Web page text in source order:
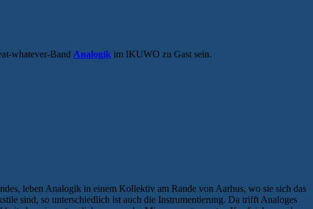
whatever-Band Analogik im IKUWO zu Gast sein.
leben Analogik in einem Kollektiv am Rande von Aarhus, wo sie sich das
sind, so unterschiedlich ist auch die Instrumentierung. Da trifft Analoges